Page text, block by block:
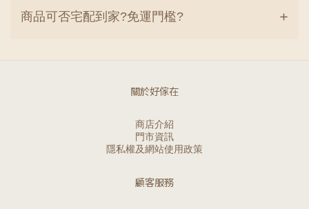
商品可否宅配到家?免運門檻?
關於好傢在
商店介紹
門市資訊
隱私權及網站使用政策
顧客服務